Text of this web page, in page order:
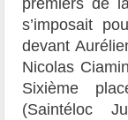
s’imposait
devant
Nicolas
Sixième
(Saintéloc